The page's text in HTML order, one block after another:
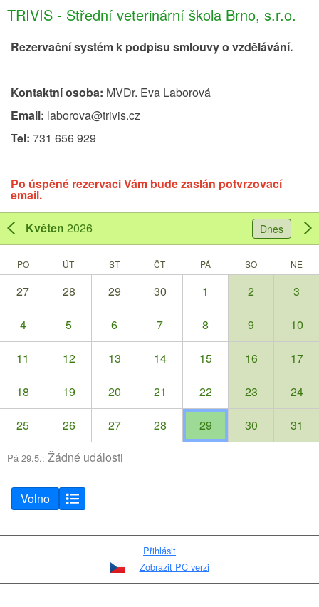
TRIVIS - Střední veterinární škola Brno, s.r.o.
Rezervační systém k podpisu smlouvy o vzdělávání.
Kontaktní osoba: MVDr. Eva Laborová
Email: laborova@trivis.cz
Tel: 731 656 929
Po úspěné rezervaci Vám bude zaslán potvrzovací
email.
Květen 2026 Dnes
PO ÚT ST ČT PÁ SO NE
27 28 29 30 1 2 3
4 5 6 7 8 9 10
11 12 13 14 15 16 17
18 19 20 21 22 23 24
25 26 27 28 29 30 31
Pá 29.5.: Žádné události
Volno
Přihlásit
Zobrazit PC verzi